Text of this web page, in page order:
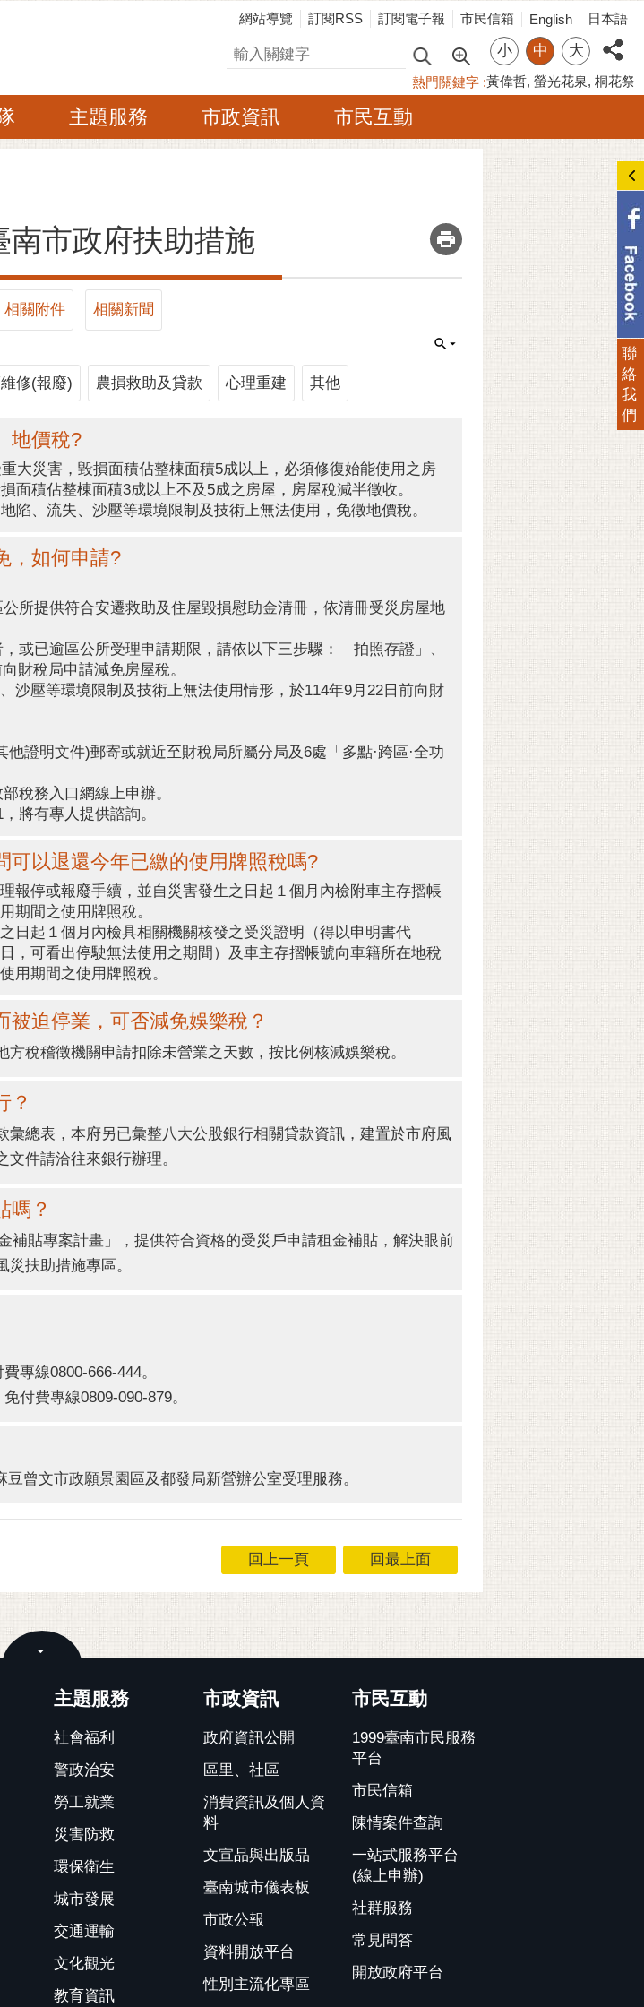
網站導覽 訂閱RSS 訂閱電子報 市民信箱 English 日本語
搜尋 小 中 大
熱門關鍵字 黃偉哲 螢光花泉 桐花祭
主題服務 市政資訊 市民互動
南市政府扶助措施 _
相關附件 相關新聞
修(報廢) 農損救助及貸款 心理重建 其他
地價稅?
大災害，毀損面積佔整棟面積5成以上，必須修復始能使用之房
面積佔整棟面積3成以上不及5成之房屋，房屋稅減半徵收。
陷、流失、沙壓等環境限制及技術上無法使用，免徵地價稅。
，如何申請?
所提供符合安遷救助及住屋毀損慰助金清冊，依清冊受災房屋地
或已逾區公所受理申請期限，請依以下三步驟：「拍照存證」、
財稅局申請減免房屋稅。
沙壓等環境限制及技術上無法使用情形，於114年9月22日前向財
證明文件)郵寄或就近至財稅局所屬分局及6處「多點·跨區·全功
稅務入口網線上申辦。
將有專人提供諮詢。
可以退還今年已繳的使用牌照稅嗎?
報停或報廢手續，並自災害發生之日起１個月內檢附車主存摺帳
期間之使用牌照稅。
日起１個月內檢具相關機關核發之受災證明（得以申明書代
，可看出停駛無法使用之期間）及車主存摺帳號向車籍所在地稅
用期間之使用牌照稅。
迫停業，可否減免娛樂稅？
稅稽徵機關申請扣除未營業之天數，按比例核減娛樂稅。
？
總表，本府另已彙整八大公股銀行相關貸款資訊，建置於市府風
件請洽往來銀行辦理。
嗎？
補貼專案計畫」，提供符合資格的受災戶申請租金補貼，解決眼前
扶助措施專區。
專線0800-666-444。
付費專線0809-090-879。
曾文市政願景園區及都發局新營辦公室受理服務。
回上一頁 回最上面
主題服務
社會福利
警政治安
勞工就業
災害防救
環保衛生
城市發展
交通運輸
文化觀光
教育資訊
市政資訊
政府資訊公開
區里、社區
消費資訊及個人資
料
文宣品與出版品
臺南城市儀表板
市政公報
資料開放平台
性別主流化專區
市民互動
1999臺南市民服務
平台
市民信箱
陳情案件查詢
一站式服務平台
(線上申辦)
社群服務
常見問答
開放政府平台
聯
絡
我
們